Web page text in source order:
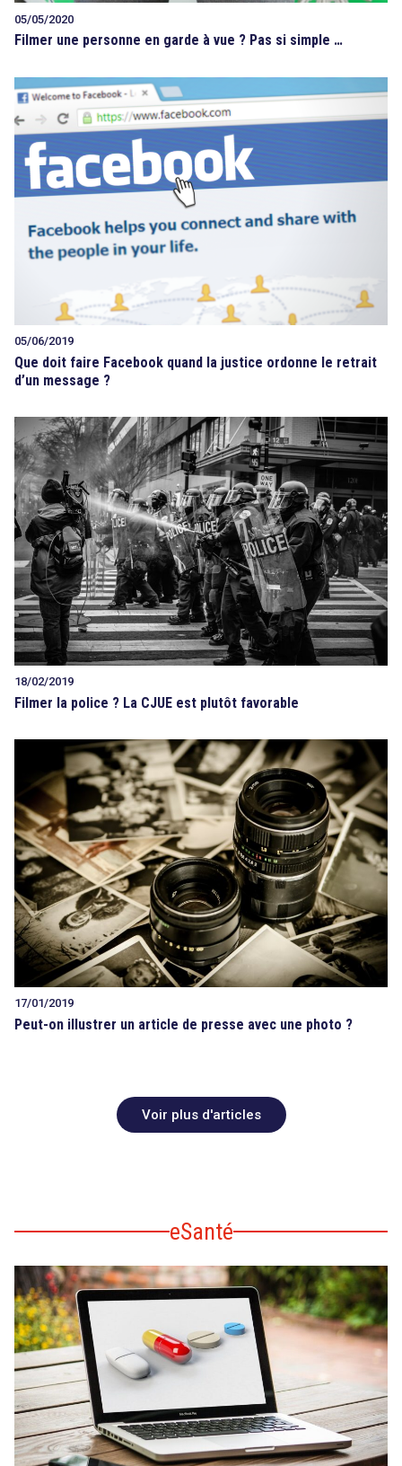
05/05/2020
Filmer une personne en garde à vue ? Pas si simple …
05/06/2019
Que doit faire Facebook quand la justice ordonne le retrait
d’un message ?
18/02/2019
Filmer la police ? La CJUE est plutôt favorable
17/01/2019
Peut-on illustrer un article de presse avec une photo ?
Voir plus d'articles
eSanté
search